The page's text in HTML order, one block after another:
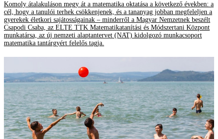
Komoly átalakuláson megy át a matematika oktatása a következő években: a
cél, hogy a tanulói terhek csökkenjenek, és a tananyag jobban megfeleljen a
gyerekek életkori sajátosságainak – minderről a Magyar Nemzetnek beszélt
Csapodi Csaba, az ELTE TTK Matematikatanítási és Módszertani Központ
munkatársa, az új nemzeti alaptantervet (NAT) kidolgozó munkacsoport
matematika tantárgyért felelős tagja.